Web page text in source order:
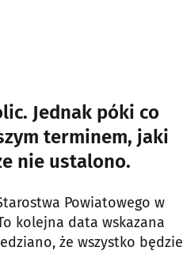
Jednak póki co
terminem, jaki
nie ustalono.
Powiatowego w
kolejna data wskazana
że wszystko będzie